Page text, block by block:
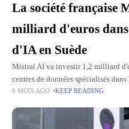
La société française
milliard d'euros dans
d'IA en Suède
Mistral AI va investir 1,2 milliard
centres de données spécialisés
qui devrait augmenter ses capacités
6 MOIS AGO KEEP READING